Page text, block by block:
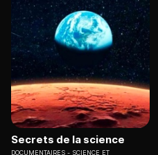
Secrets de la science
DOCUMENTAIRES SCIENCE ET